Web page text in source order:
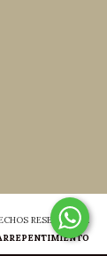
RESERVADOS.